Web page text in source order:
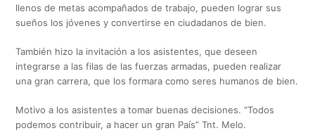
llenos de metas acompañados de trabajo, pueden lograr sus
sueños los jóvenes y convertirse en ciudadanos de bien.
También hizo la invitación a los asistentes, que deseen
integrarse a las filas de las fuerzas armadas, pueden realizar
una gran carrera, que los formara como seres humanos de bien.
Motivo a los asistentes a tomar buenas decisiones. “Todos
podemos contribuir, a hacer un gran País” Tnt. Melo.